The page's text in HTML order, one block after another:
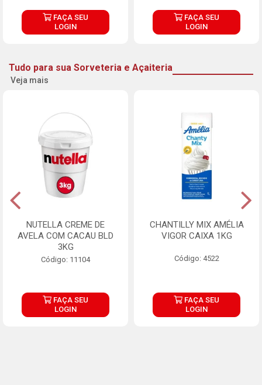
FAÇA SEU
LOGIN
FAÇA SEU
LOGIN
Tudo para sua Sorveteria e Açaiteria
Veja mais
NUTELLA CREME DE
AVELA COM CACAU BLD
3KG
Código: 11104
FAÇA SEU
LOGIN
CHANTILLY MIX AMÉLIA
VIGOR CAIXA 1KG
Código: 4522
FAÇA SEU
LOGIN